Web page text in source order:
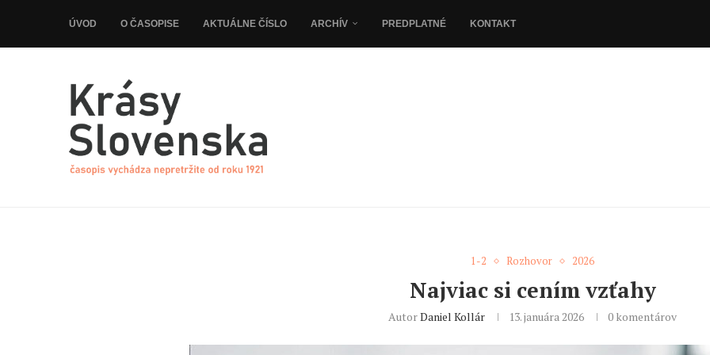
ÚVOD O ČASOPISE AKTUÁLNE ČÍSLO ARCHÍV PREDPLATNÉ KONTAKT
1-2 Rozhovor 2026
Najviac si cením vzťahy
AutorDaniel Kollár 13. januára 2026 0 komentárov